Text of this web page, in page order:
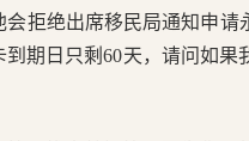
会拒绝出席移民局通知申
到期日只剩60天，请问如